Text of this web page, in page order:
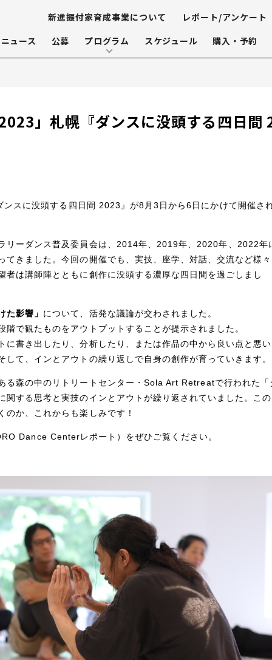
新進振付家育成事業について
レポート/アンケート
ニュース
公募 プログラム スケジュール 購入・予約
」札幌『ダンスに没頭する四日間
スに没頭する四日間 2023』が8月3日から6日にかけて開催さ
リーダンス普及委員会は、2014年、2019年、2020年、2022年
てきました。今回の開催でも、 実技、座学、対話、交流など様々
者は講師陣とともに創作に没頭する濃厚な四日間を過ごしまし
た影響」 について、活発な議論が交わされました。
で観たものをアウトプットすることが提示されました。
書き出したり、分析したり、
または作品の中から良い点と悪い
して、 インとアウトの繰り返しで自身の創作が育っていきます 。
る森の中のリトリートセンター・Sola Art Retreatで行われた「
関する思考と実技のインとアウトが繰り返されていました。この
のか、これからも楽しみです！
Dance Centerレポート ）をぜひご覧ください。